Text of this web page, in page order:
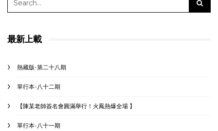
最新上載
熱藏版-第二十八期
單行本-八十二期
【陳某老師簽名會圓滿舉行！火鳳熱爆全場 】
單行本-八十一期